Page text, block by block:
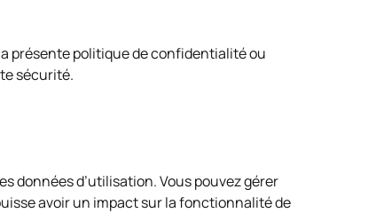
présente politique de confidentialité ou
sécurité.
données d’utilisation. Vous pouvez gérer
avoir un impact sur la fonctionnalité de